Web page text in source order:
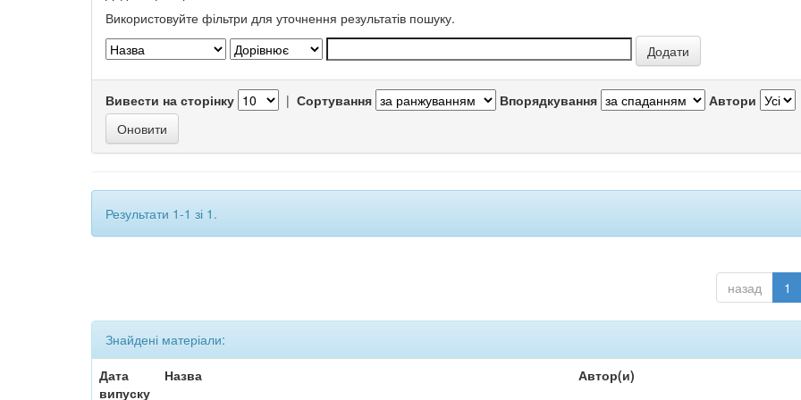
Використовуйте фільтри для уточнення результатів пошуку.
Вивести на сторінку | Сортування Впорядкування Автори
Результати 1-1 зі 1.
назад 1
Знайдені матеріали:
Дата
випуску
Назва Автор(и)